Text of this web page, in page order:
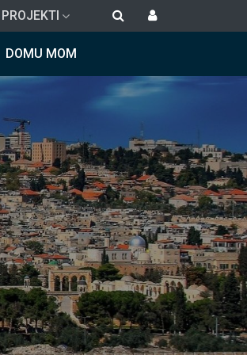
PROJEKTI
DOMU MOM